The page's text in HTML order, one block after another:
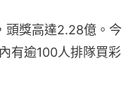
頭獎高達2.28億。今
有逾100人排隊買彩